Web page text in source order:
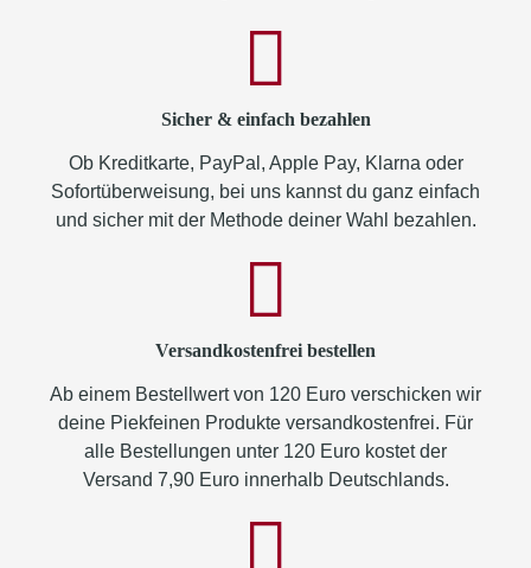
Sicher & einfach bezahlen
Ob Kreditkarte, PayPal, Apple Pay, Klarna oder
Sofortüberweisung, bei uns kannst du ganz einfach
und sicher mit der Methode deiner Wahl bezahlen.
Versandkostenfrei bestellen
Ab einem Bestellwert von 120 Euro verschicken wir
deine Piekfeinen Produkte versandkostenfrei. Für
alle Bestellungen unter 120 Euro kostet der
Versand 7,90 Euro innerhalb Deutschlands.